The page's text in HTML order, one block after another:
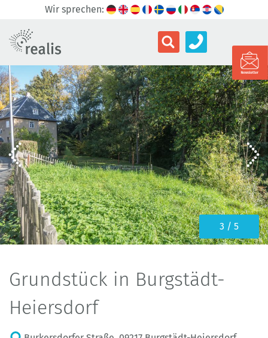
Wir sprechen:
3 / 5
Grundstück in Burgstädt-
Heiersdorf